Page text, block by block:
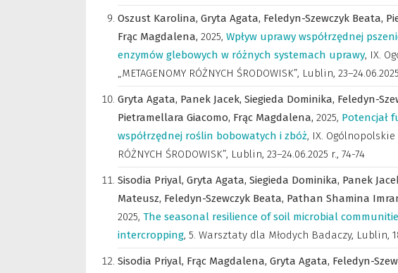
Oszust Karolina, Gryta Agata, Feledyn-Szewczyk Beata,
Frąc Magdalena, 2025, Wpływ uprawy współrzędnej
enzymów glebowych w różnych systemach uprawy, IX.
„METAGENOMY RÓŻNYCH ŚRODOWISK”, Lublin,
Gryta Agata, Panek Jacek, Siegieda Dominika, Feledyn-
Pietramellara Giacomo, Frąc Magdalena, 2025, Potencjał
współrzędnej roślin bobowatych i zbóż, IX. Ogólnopolskie
RÓŻNYCH ŚRODOWISK”, Lublin, 23–24.06.2025 r., 74-74
Sisodia Priyal, Gryta Agata, Siegieda Dominika, Panek
Mateusz, Feledyn-Szewczyk Beata, Pathan Shamina
2025, The seasonal resilience of soil microbial
intercropping, 5. Warsztaty dla Młodych Badaczy, Lublin,
Sisodia Priyal, Frąc Magdalena, Gryta Agata, Feledyn-